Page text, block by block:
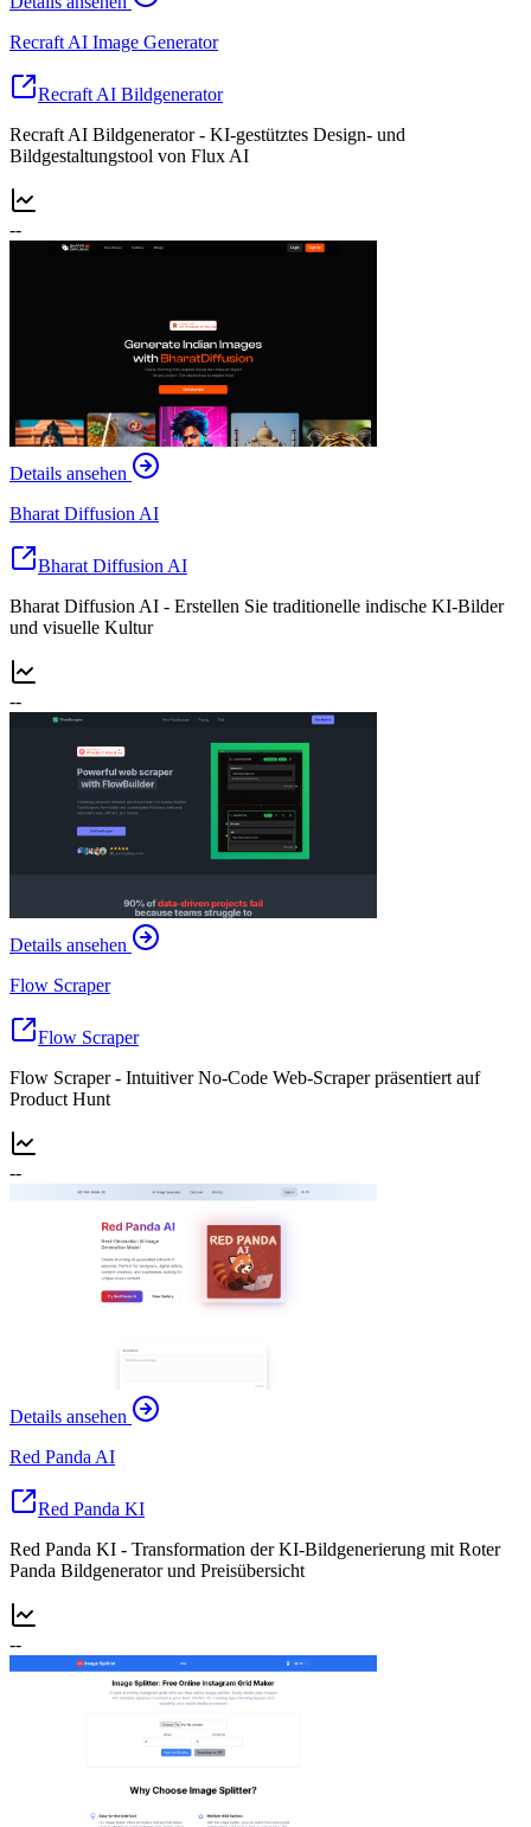
Recraft AI Image Generator
Recraft AI Bildgenerator
Recraft AI Bildgenerator - KI-gestütztes Design- und
Bildgestaltungstool von Flux AI
--
Details ansehen
Bharat Diffusion AI
Bharat Diffusion AI
Bharat Diffusion AI - Erstellen Sie traditionelle indische KI-Bilder
und visuelle Kultur
--
Details ansehen
Flow Scraper
Flow Scraper
Flow Scraper - Intuitiver No-Code Web-Scraper präsentiert auf
Product Hunt
--
Details ansehen
Red Panda AI
Red Panda KI
Red Panda KI - Transformation der KI-Bildgenerierung mit Roter
Panda Bildgenerator und Preisübersicht
--